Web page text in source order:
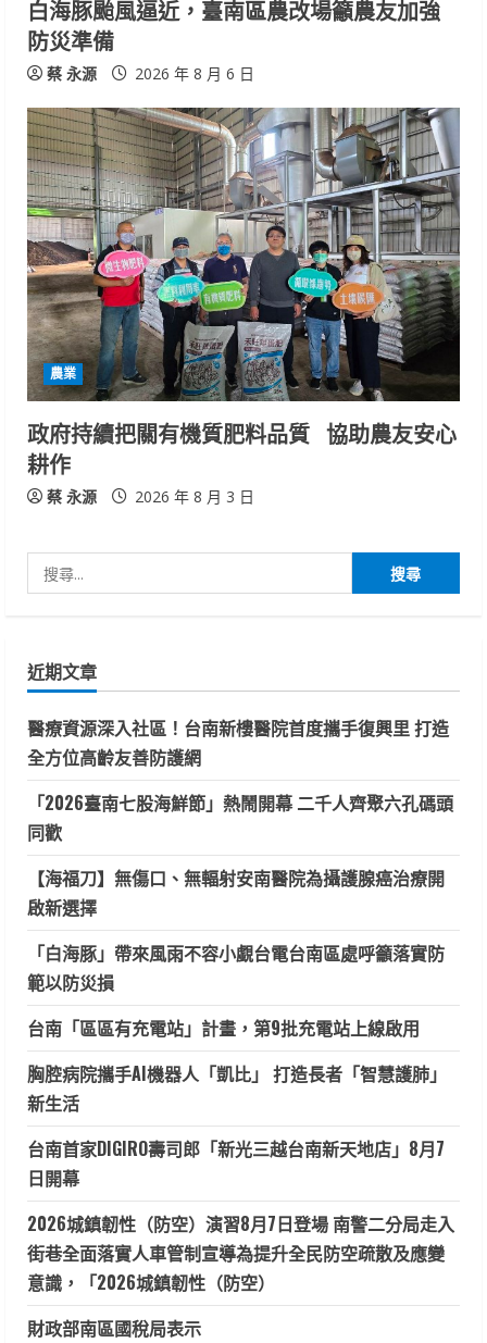
白海豚颱風逼近，臺南區農改場籲農友加強
防災準備
蔡 永源 2026 年 8 月 6 日
農業
政府持續把關有機質肥料品質 協助農友安心
耕作
蔡 永源 2026 年 8 月 3 日
尋
字:
近期文章
醫療資源深入社區！台南新樓醫院首度攜手復興里 打造
全方位高齡友善防護網
「2026臺南七股海鮮節」熱鬧開幕 二千人齊聚六孔碼頭
同歡
【海福刀】無傷口、無輻射安南醫院為攝護腺癌治療開
啟新選擇
「白海豚」帶來風雨不容小覷台電台南區處呼籲落實防
範以防災損
台南「區區有充電站」計畫，第9批充電站上線啟用
胸腔病院攜手AI機器人「凱比」 打造長者「智慧護肺」
新生活
台南首家DIGIRO壽司郎「新光三越台南新天地店」8月7
日開幕
2026城鎮韌性（防空）演習8月7日登場 南警二分局走入
街巷全面落實人車管制宣導為提升全民防空疏散及應變
意識，「2026城鎮韌性（防空）
財政部南區國稅局表示